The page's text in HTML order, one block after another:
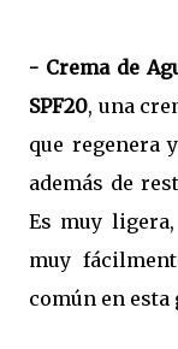
- Crema de
SPF20, una
que regenera
además de
Es muy
muy
común en esta